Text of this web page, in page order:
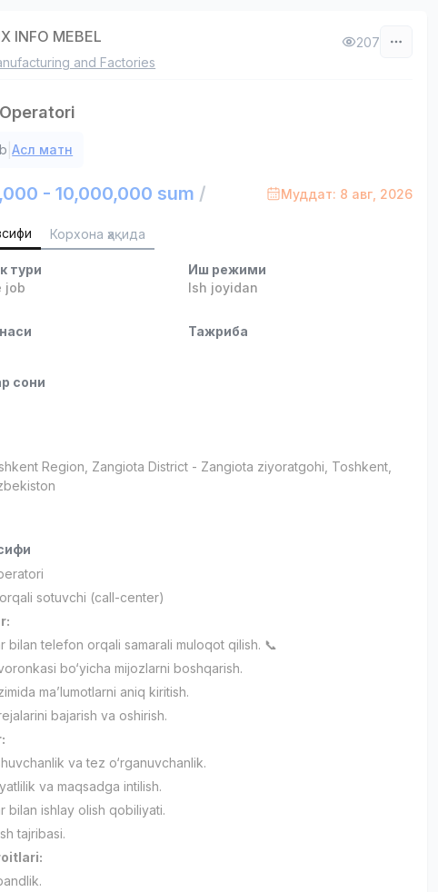
INFO MEBEL
and Factories
207
|Асл матн
- 10,000,000 sum / Муддат: 8 авг, 2026
Корхона ҳақида
тури
job
Иш режими
Ish joyidan
Тажриба
сони
Region , Zangiota District - Zangiota ziyoratgohi, Тоshkent,
sotuvchi (call-center)
bilan telefon orqali samarali muloqot qilish. 📞
bo‘yicha mijozlarni boshqarish.
ma’lumotlarni aniq kiritish.
bajarish va oshirish.
va tez o‘rganuvchanlik.
va maqsadga intilish.
bilan ishlay olish qobiliyati.
tajribasi.